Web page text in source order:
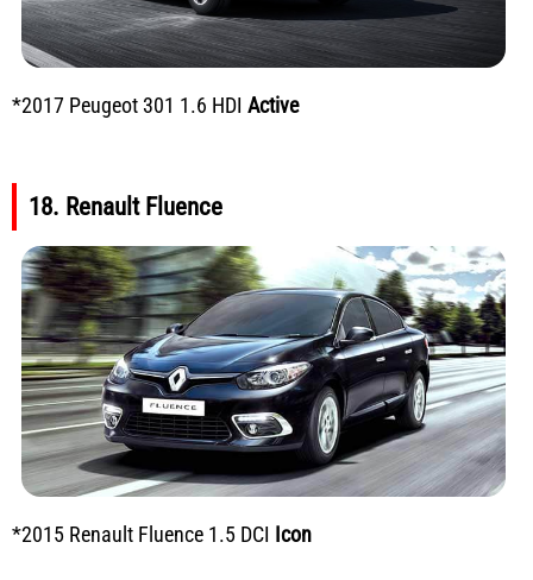
*2017 Peugeot 301 1.6 HDI Active
18. Renault Fluence
*2015 Renault Fluence 1.5 DCI Icon